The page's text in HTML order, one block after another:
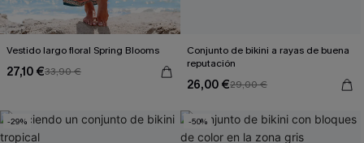
Vestido largo floral Spring Blooms
27,10 €33,90 €
Conjunto de bikini a rayas de buena
reputación
26,00 €29,00 €
-29% -50%